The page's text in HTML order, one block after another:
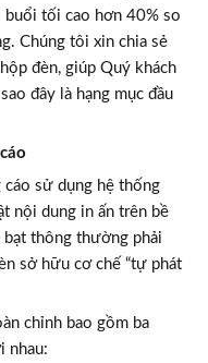
buổi tối cao hơn 40% so
Chúng tôi xin chia sẻ
đèn, giúp Quý khách
đây là hạng mục đầu
cáo sử dụng hệ thống
nội dung in ấn trên bề
thông thường phải
sở hữu cơ chế “tự phát
chỉnh bao gồm ba
nhau: